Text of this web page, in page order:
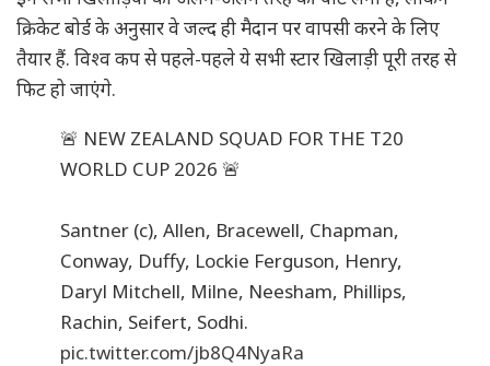
क्रिकेट बोर्ड के अनुसार वे जल्द ही मैदान पर वापसी करने के लिए
तैयार हैं. विश्व कप से पहले-पहले ये सभी स्टार खिलाड़ी पूरी तरह से
फिट हो जाएंगे.
🚨 NEW ZEALAND SQUAD FOR THE T20
WORLD CUP 2026 🚨
Santner (c), Allen, Bracewell, Chapman,
Conway, Duffy, Lockie Ferguson, Henry,
Daryl Mitchell, Milne, Neesham, Phillips,
Rachin, Seifert, Sodhi.
pic.twitter.com/jb8Q4NyaRa